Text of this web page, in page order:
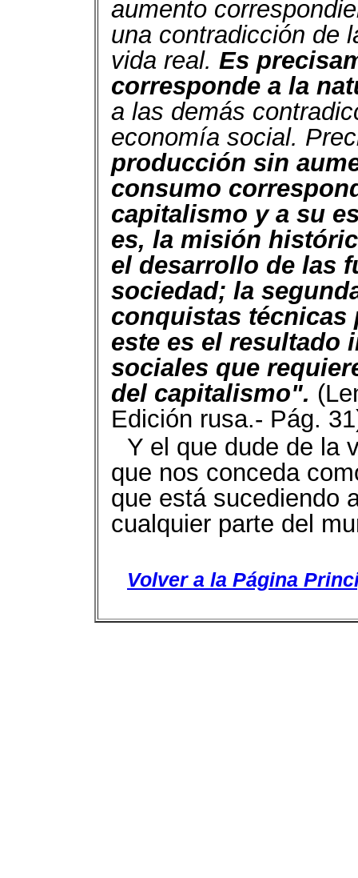
aumento
una contradicción de
vida real. Es
corresponde a la
a las demás
economía social.
producción sin
consumo
capitalismo y a su
es, la misión
el desarrollo de las
sociedad; la
conquistas técnicas
este es el resultado
sociales que
del capitalismo".
Edición rusa.- Pág.
Y el que dude de la
que nos conceda
que está sucediendo
cualquier parte del
Volver a la Página